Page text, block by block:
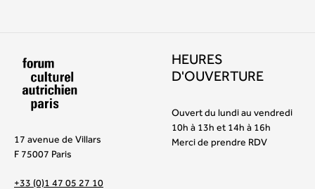
17 avenue de Villars
F 75007 Paris
+33 (0)1 47 05 27 10
HEURES
D'OUVERTURE
Ouvert du lundi au vendredi
10h à 13h et 14h à 16h
Merci de prendre RDV